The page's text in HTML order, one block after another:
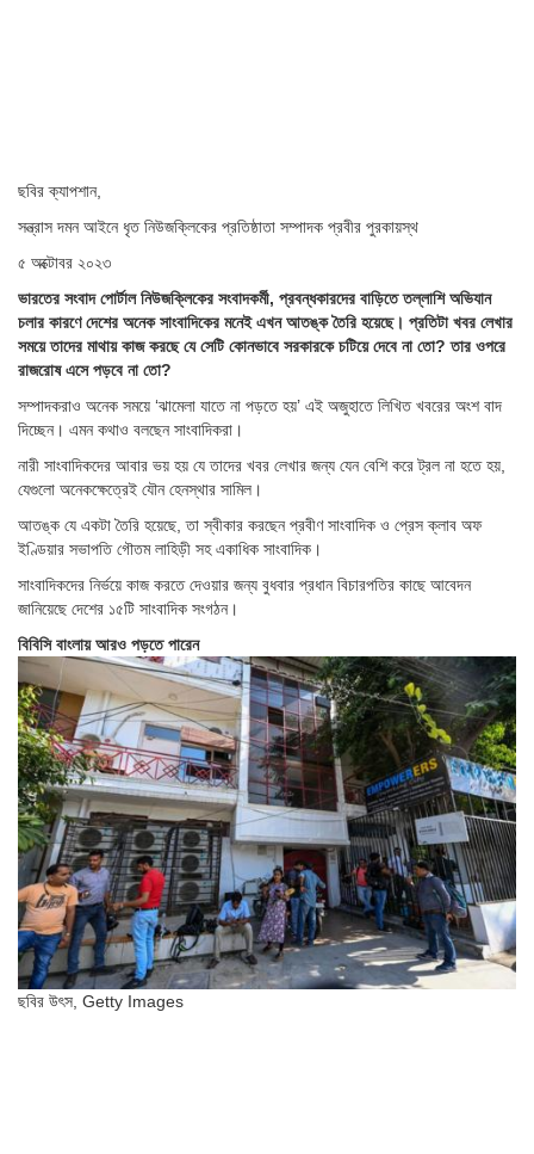
ছবির ক্যাপশান,
সন্ত্রাস দমন আইনে ধৃত নিউজক্লিকের প্রতিষ্ঠাতা সম্পাদক প্রবীর পুরকায়স্থ
৫ অক্টোবর ২০২৩
ভারতের সংবাদ পোর্টাল নিউজক্লিকের সংবাদকর্মী, প্রবন্ধকারদের বাড়িতে তল্লাশি অভিযান
চলার কারণে দেশের অনেক সাংবাদিকের মনেই এখন আতঙ্ক তৈরি হয়েছে। প্রতিটা খবর লেখার
সময়ে তাদের মাথায় কাজ করছে যে সেটি কোনভাবে সরকারকে চটিয়ে দেবে না তো? তার ওপরে
রাজরোষ এসে পড়বে না তো?
সম্পাদকরাও অনেক সময়ে ‘ঝামেলা যাতে না পড়তে হয়’ এই অজুহাতে লিখিত খবরের অংশ বাদ
দিচ্ছেন। এমন কথাও বলছেন সাংবাদিকরা।
নারী সাংবাদিকদের আবার ভয় হয় যে তাদের খবর লেখার জন্য যেন বেশি করে ট্রল না হতে হয়,
যেগুলো অনেকক্ষেত্রেই যৌন হেনস্থার সামিল।
আতঙ্ক যে একটা তৈরি হয়েছে, তা স্বীকার করছেন প্রবীণ সাংবাদিক ও প্রেস ক্লাব অফ
ইণ্ডিয়ার সভাপতি গৌতম লাহিড়ী সহ একাধিক সাংবাদিক।
সাংবাদিকদের নির্ভয়ে কাজ করতে দেওয়ার জন্য বুধবার প্রধান বিচারপতির কাছে আবেদন
জানিয়েছে দেশের ১৫টি সাংবাদিক সংগঠন।
বিবিসি বাংলায় আরও পড়তে পারেন
ছবির উৎস, Getty Images